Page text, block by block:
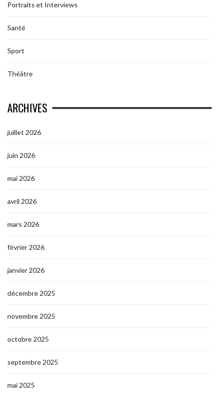
Portraits et Interviews
Santé
Sport
Théâtre
ARCHIVES
juillet 2026
juin 2026
mai 2026
avril 2026
mars 2026
février 2026
janvier 2026
décembre 2025
novembre 2025
octobre 2025
septembre 2025
mai 2025